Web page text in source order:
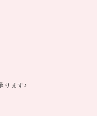
ります♪